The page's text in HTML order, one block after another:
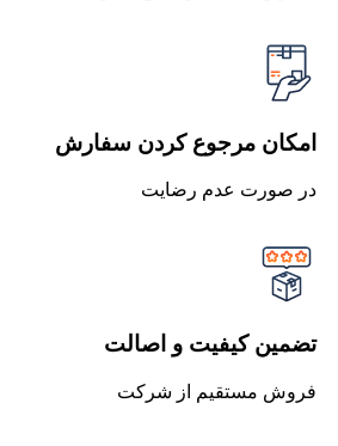
امکان مرجوع کردن سفارش
در صورت عدم رضایت
تضمین کیفیت و اصالت
فروش مستقیم از شرکت